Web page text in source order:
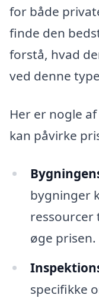
for både
finde den
forstå, hvad
ved denne
Her er nogle
kan påvirke
bygninger
ressourcer
øge prisen.
specifikke